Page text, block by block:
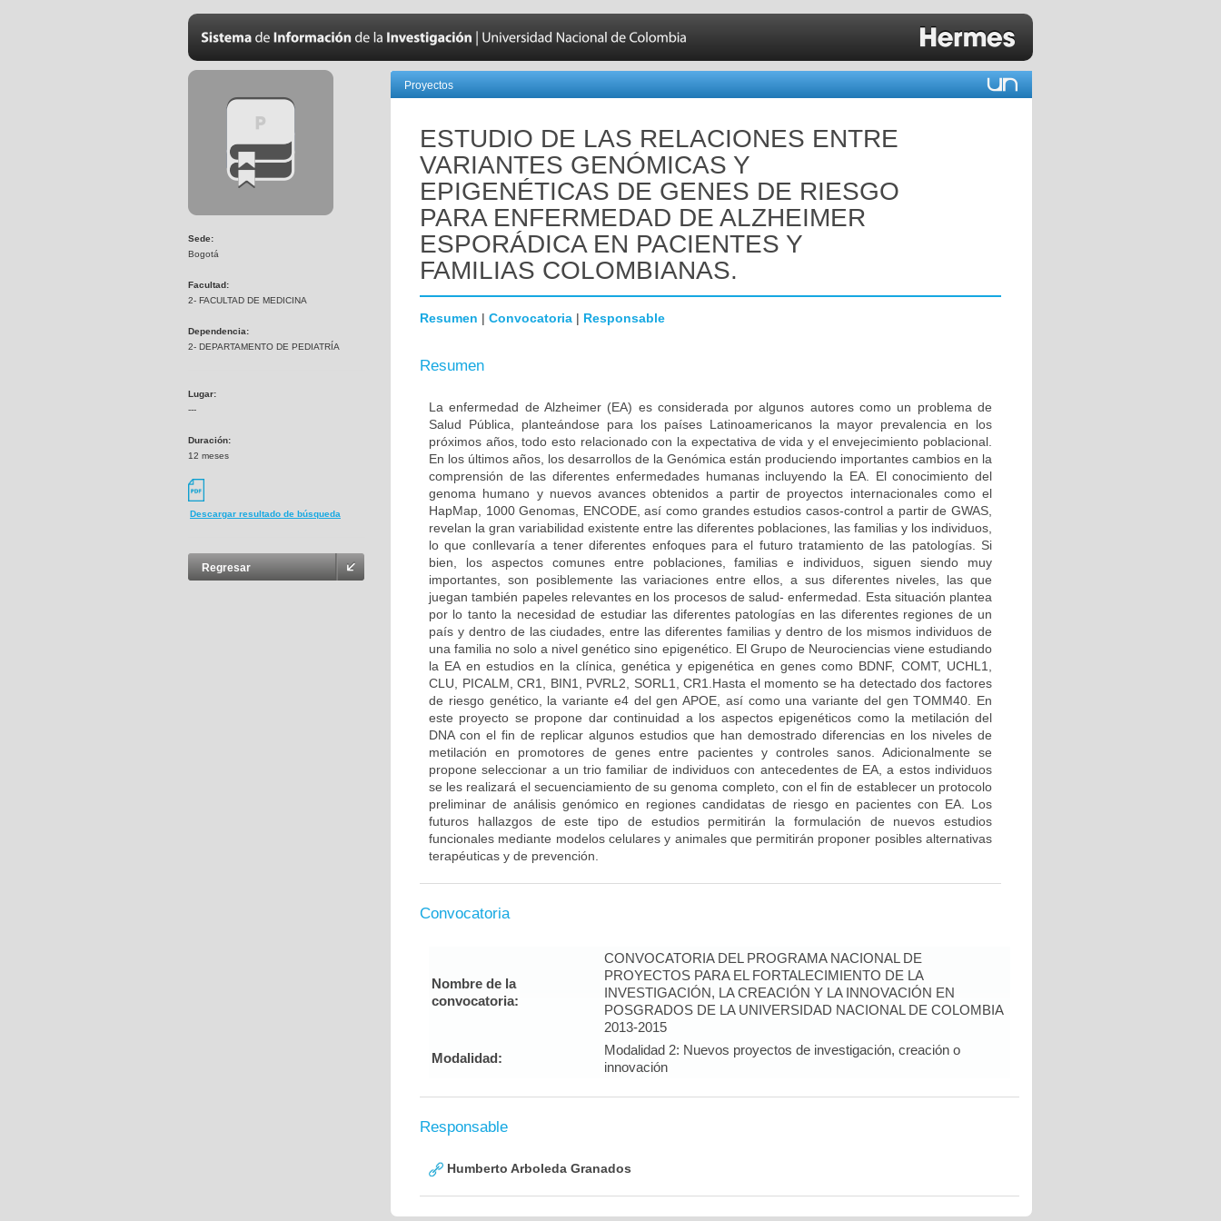
Sede:
Bogotá
Facultad:
2- FACULTAD DE MEDICINA
Dependencia:
2- DEPARTAMENTO DE PEDIATRÍA
Lugar:
---
Duración:
12 meses
Descargar resultado de búsqueda
Regresar
Proyectos
ESTUDIO DE LAS RELACIONES ENTRE
VARIANTES GENÓMICAS Y
EPIGENÉTICAS DE GENES DE RIESGO
PARA ENFERMEDAD DE ALZHEIMER
ESPORÁDICA EN PACIENTES Y
FAMILIAS COLOMBIANAS.
Resumen | Convocatoria | Responsable
Resumen
La enfermedad de Alzheimer (EA) es considerada por algunos autores como un problema de
Salud Pública, planteándose para los países Latinoamericanos la mayor prevalencia en los
próximos años, todo esto relacionado con la expectativa de vida y el envejecimiento poblacional.
En los últimos años, los desarrollos de la Genómica están produciendo importantes cambios en la
comprensión de las diferentes enfermedades humanas incluyendo la EA. El conocimiento del
genoma humano y nuevos avances obtenidos a partir de proyectos internacionales como el
HapMap, 1000 Genomas, ENCODE, así como grandes estudios casos-control a partir de GWAS,
revelan la gran variabilidad existente entre las diferentes poblaciones, las familias y los individuos,
lo que conllevaría a tener diferentes enfoques para el futuro tratamiento de las patologías. Si
bien, los aspectos comunes entre poblaciones, familias e individuos, siguen siendo muy
importantes, son posiblemente las variaciones entre ellos, a sus diferentes niveles, las que
juegan también papeles relevantes en los procesos de salud- enfermedad. Esta situación plantea
por lo tanto la necesidad de estudiar las diferentes patologías en las diferentes regiones de un
país y dentro de las ciudades, entre las diferentes familias y dentro de los mismos individuos de
una familia no solo a nivel genético sino epigenético. El Grupo de Neurociencias viene estudiando
la EA en estudios en la clínica, genética y epigenética en genes como BDNF, COMT, UCHL1,
CLU, PICALM, CR1, BIN1, PVRL2, SORL1, CR1.Hasta el momento se ha detectado dos factores
de riesgo genético, la variante e4 del gen APOE, así como una variante del gen TOMM40. En
este proyecto se propone dar continuidad a los aspectos epigenéticos como la metilación del
DNA con el fin de replicar algunos estudios que han demostrado diferencias en los niveles de
metilación en promotores de genes entre pacientes y controles sanos. Adicionalmente se
propone seleccionar a un trio familiar de individuos con antecedentes de EA, a estos individuos
se les realizará el secuenciamiento de su genoma completo, con el fin de establecer un protocolo
preliminar de análisis genómico en regiones candidatas de riesgo en pacientes con EA. Los
futuros hallazgos de este tipo de estudios permitirán la formulación de nuevos estudios
funcionales mediante modelos celulares y animales que permitirán proponer posibles alternativas
terapéuticas y de prevención.
Convocatoria
Nombre de la
convocatoria:
CONVOCATORIA DEL PROGRAMA NACIONAL DE
PROYECTOS PARA EL FORTALECIMIENTO DE LA
INVESTIGACIÓN, LA CREACIÓN Y LA INNOVACIÓN EN
POSGRADOS DE LA UNIVERSIDAD NACIONAL DE COLOMBIA
2013-2015
Modalidad:
Modalidad 2: Nuevos proyectos de investigación, creación o
innovación
Responsable
Humberto Arboleda Granados